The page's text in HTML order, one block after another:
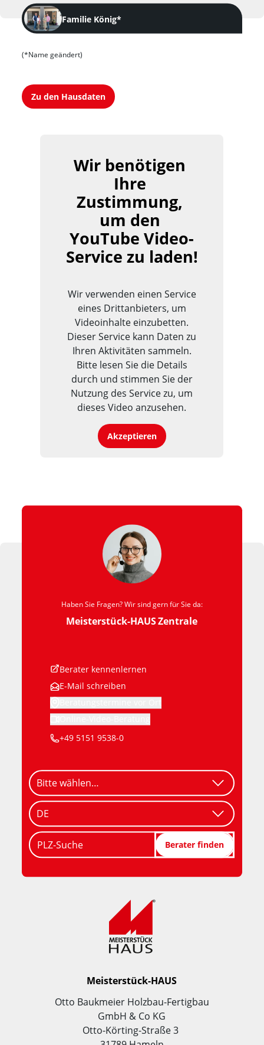
Familie König*
(*Name geändert)
Zu den Hausdaten
Wir benötigen
Ihre
Zustimmung,
um den
YouTube Video-
Service zu laden!
Wir verwenden einen Service
eines Drittanbieters, um
Videoinhalte einzubetten.
Dieser Service kann Daten zu
Ihren Aktivitäten sammeln.
Bitte lesen Sie die Details
durch und stimmen Sie der
Nutzung des Service zu, um
dieses Video anzusehen.
Akzeptieren
Haben Sie Fragen? Wir sind gern für Sie da:
Meisterstück-HAUSZentrale
PLZ-Suche Berater finden
Berater kennenlernen
+49 5151 9538-0
E-Mail schreiben
Meisterstück-HAUS
Otto Baukmeier Holzbau-Fertigbau
GmbH & Co KG
Otto-Körting-Straße 3